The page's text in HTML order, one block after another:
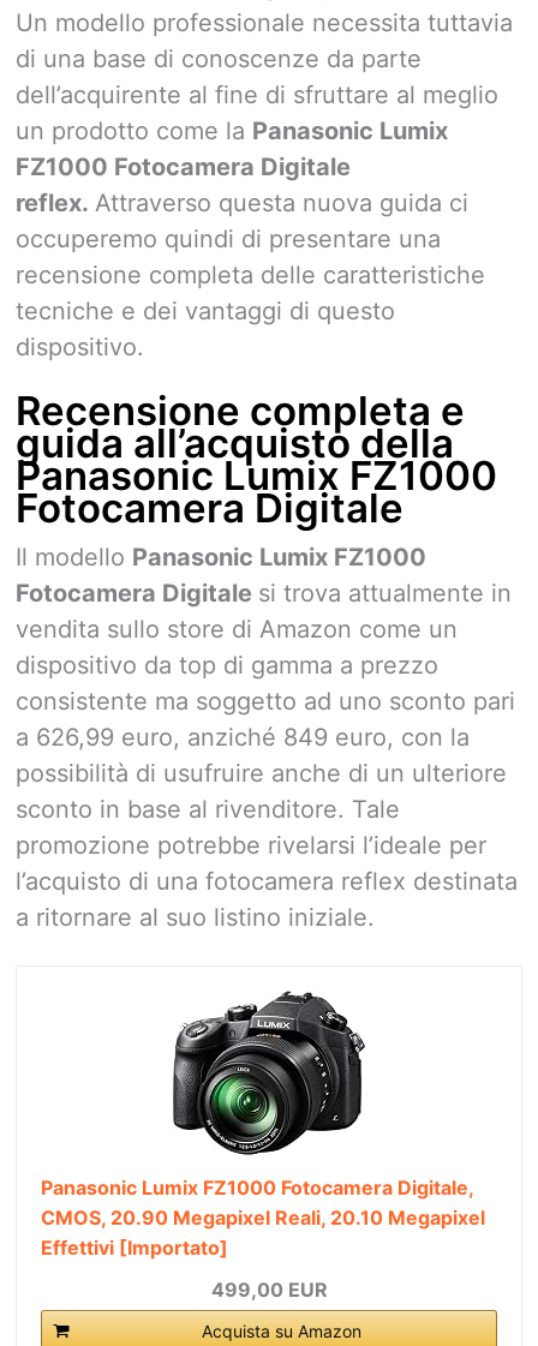
Un modello professionale necessita tuttavia
di una base di conoscenze da parte
dell’acquirente al fine di sfruttare al meglio
un prodotto come la Panasonic Lumix
FZ1000 Fotocamera Digitale
reflex. Attraverso questa nuova guida ci
occuperemo quindi di presentare una
recensione completa delle caratteristiche
tecniche e dei vantaggi di questo
dispositivo.
Recensione completa e
guida all’acquisto della
Panasonic Lumix FZ1000
Fotocamera Digitale
Il modello Panasonic Lumix FZ1000
Fotocamera Digitale si trova attualmente in
vendita sullo store di Amazon come un
dispositivo da top di gamma a prezzo
consistente ma soggetto ad uno sconto pari
a 626,99 euro, anziché 849 euro, con la
possibilità di usufruire anche di un ulteriore
sconto in base al rivenditore. Tale
promozione potrebbe rivelarsi l’ideale per
l’acquisto di una fotocamera reflex destinata
a ritornare al suo listino iniziale.
Panasonic Lumix FZ1000 Fotocamera Digitale,
CMOS, 20.90 Megapixel Reali, 20.10 Megapixel
Effettivi [Importato]
499,00 EUR
Acquista su Amazon